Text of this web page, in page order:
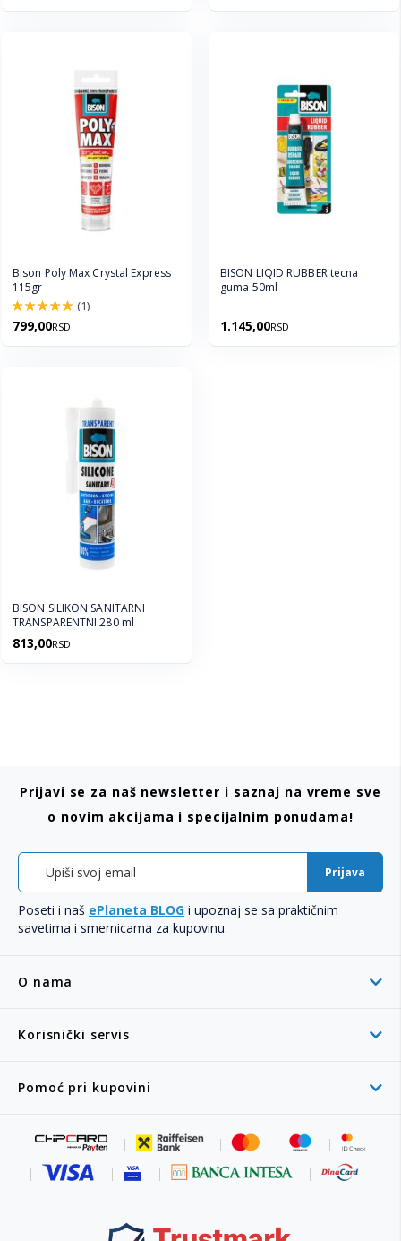
Bison Poly Max Crystal Express
115gr
100.0%
(1)
799,00RSD
BISON LIQID RUBBER tecna
guma 50ml
1.145,00RSD
BISON SILIKON SANITARNI
TRANSPARENTNI 280 ml
813,00RSD
O nama
Korisnički servis
Pomoć pri kupovini
Prijavi se za naš newsletter i saznaj na vreme sve
o novim akcijama i specijalnim ponudama!
Prijava
Poseti i naš ePlaneta BLOG i upoznaj se sa praktičnim
savetima i smernicama za kupovinu.